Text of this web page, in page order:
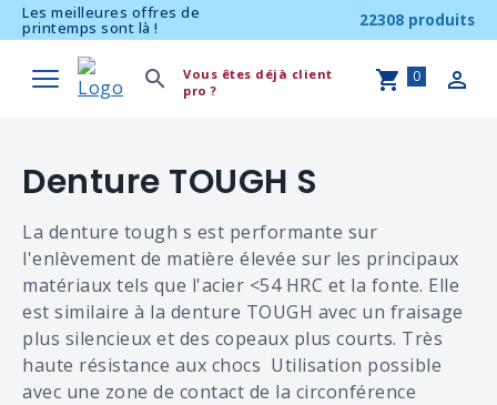
Les meilleures offres de
printemps sont là ! 22308 produits
Vous êtes déjà client
pro ?
0
Denture TOUGH S
La denture tough s est performante sur
l'enlèvement de matière élevée sur les principaux
matériaux tels que l'acier <54 HRC et la fonte. Elle
est similaire à la denture TOUGH avec un fraisage
plus silencieux et des copeaux plus courts. Très
haute résistance aux chocs Utilisation possible
avec une zone de contact de la circonférence